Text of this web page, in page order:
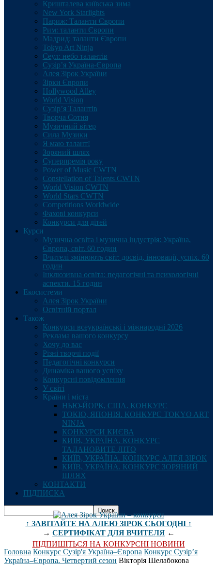
Кришталева київська зима
New York Starlights
Париж: Таланти Європи
Рим: таланти Європи
Мадрид: таланти Європи
Tokyo Art Ninja
Сеул: небо талантів
Сузір’я Україна-Європа
Алея Зірок України
Зірки Європи
Hollywood Alley
World Vision
Сузір’я Талантів
Творча Сотня
Музичний вітер
Сила Музики
Я маю талант!
Зоряний шлях
Суперпремія року
Power of Music CWTN
Constellation of Talents CWTN
World Vision CWTN
World Stars CWTN
Competitions Worldwide
Фахові конкурси
Конкурси для дітей
Курси
Музична освіта і музична індустрія: Україна,
Європа, світ. 60 годин
Вчителі змінюють світ: досвід, інновації, успіх. 60
годин
Інклюзивна освіта: педагогічні та психологічні
аспекти. 15 годин
Екосистеми
Алея Зірок України
Освітній портал
Також
Конкурси всеукраїнські і міжнародні 2026
Реклама вашого конкурсу
Хочу до вас
Різні творчі події
Педагогічні конкурси
Динаміка вашого успіху
Конкурсні повідомлення
У світі
Країни і міста
НЬЮ-ЙОРК, США. КОНКУРС
ТОКІО, ЯПОНІЯ. КОНКУРС TOKYO ART
NINJA
КОНКУРСИ КИЄВА
КИЇВ, УКРАЇНА. КОНКУРС
ТАЛАНОВИТЕ ЛІТО
КИЇВ, УКРАЇНА. КОНКУРС АЛЕЯ ЗІРОК
КИЇВ, УКРАЇНА. КОНКУРС ЗОРЯНИЙ
ШЛЯХ
КОНТАКТИ
ПІДПИСКА
↑ ЗАВІТАЙТЕ НА АЛЕЮ ЗІРОК СЬОГОДНІ ↑
→ СЕРТИФІКАТ ДЛЯ ВЧИТЕЛЯ←
ПІДПИШІТЬСЯ НА КОНКУРСНІ НОВИНИ
Головна Конкурс Сузір'я Україна–Європа Конкурс Сузір’я
Україна–Європа. Четвертий сезон Вікторія Шелабокова